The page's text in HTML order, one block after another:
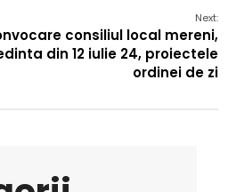
Next:
consiliul local mereni,
din 12 iulie 24, proiectele
ordinei de zi